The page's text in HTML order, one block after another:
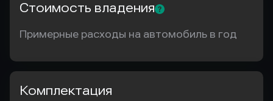
Стоимость владения
Примерные расходы на автомобиль в год
Комплектация